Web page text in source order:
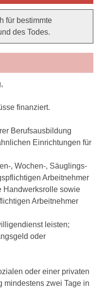
für bestimmte
des Todes.
finanziert.
Berufsausbildung
Einrichtungen für
, Wochen-, Säuglings-
Arbeitnehmer
Handwerksrolle sowie
Arbeitnehmer
leisten;
oder
oder einer privaten
mindestens zwei Tage in